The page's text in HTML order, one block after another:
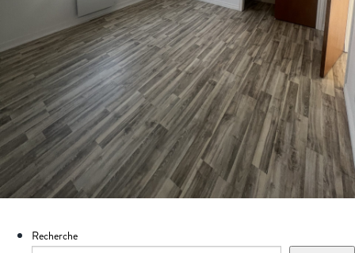
Recherche